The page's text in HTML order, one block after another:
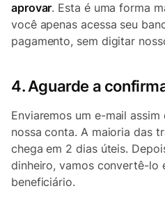
aprovar. Esta é uma forma
você apenas acessa seu
pagamento, sem digitar
4. Aguarde a
Enviaremos um e-mail
nossa conta. A maioria das
chega em 2 dias úteis.
dinheiro, vamos convertê-lo
beneficiário.